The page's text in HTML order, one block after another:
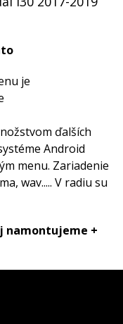
je
ďalších
Android
menu. Zariadenie
wav..... V radiu su
namontujeme +